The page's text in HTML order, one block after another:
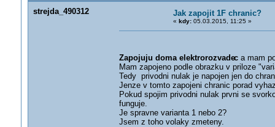
strejda_490312
Jak zapojit 1F chranic?
« kdy:05.03.2015, 11:25 »
Zapojuju doma elektrorozvadec a mam
Mam zapojeno podle obrazku v priloze
Tedy privodni nulak je napojen jen do
Jenze v tomto zapojeni chranic porad
Pokud spojim privodni nulak prvni se
funguje.
Je spravne varianta 1 nebo 2?
Jsem z toho volaky zmeteny.